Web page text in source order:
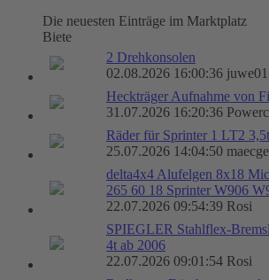
Die neuesten Einträge im Marktplatz
Biete
2 Drehkonsolen
02.08.2026 16:00:36 juwe01
Heckträger Aufnahme von
31.07.2026 16:20:36
Räder für Sprinter 1 LT2 3,5t
25.07.2026 14:04:50
delta4x4 Alufelgen 8x18
265 60 18 Sprinter W906
22.07.2026 09:54:39 Rosi
SPIEGLER Stahlflex-
4t ab 2006
22.07.2026 09:01:54 Rosi